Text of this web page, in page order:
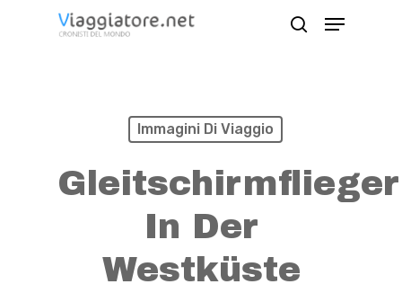
Menu
Immagini Di Viaggio
Gleitschirmflieger
In Der
Westküste